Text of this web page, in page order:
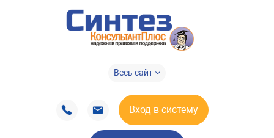
Весь сайт
Вход в систему